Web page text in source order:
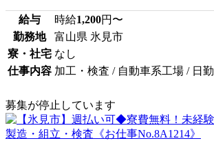
給与 時給1,200円〜
勤務地
富山県 氷見市
寮・社宅 なし
仕事内容 加工・検査 / 自動車系工場 / 日勤
募集が停止しています